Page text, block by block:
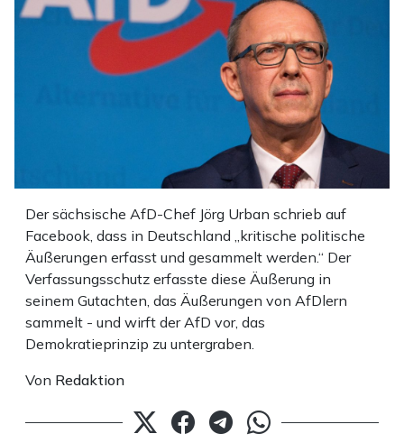
Der sächsische AfD-Chef Jörg Urban schrieb auf
Facebook, dass in Deutschland „kritische politische
Äußerungen erfasst und gesammelt werden.“ Der
Verfassungsschutz erfasste diese Äußerung in
seinem Gutachten, das Äußerungen von AfDlern
sammelt - und wirft der AfD vor, das
Demokratieprinzip zu untergraben.
Von Redaktion